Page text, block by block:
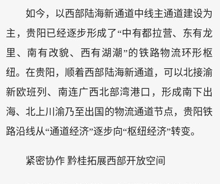
如今，以西部陆海新通道中线主通道建设为
主，贵阳已经逐步形成了“中有都拉营、东有龙
里、南有改貌、西有湖潮”的铁路物流环形枢
纽。在贵阳，顺着西部陆海新通道，可以北接渝
新欧班列、南连广西北部湾港口，形成南下出
海、北上川渝乃至出国的物流通道节点，贵阳铁
路沿线从“通道经济”逐步向“枢纽经济”转变。
紧密协作 黔桂拓展西部开放空间